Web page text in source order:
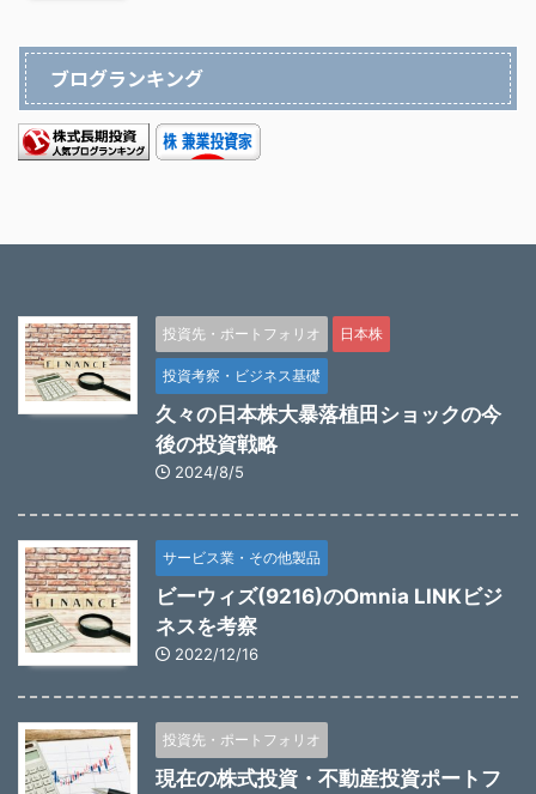
ブログランキング
投資先・ポートフォリオ 日本株
投資考察・ビジネス基礎
久々の日本株大暴落植田ショックの今
後の投資戦略
2024/8/5
サービス業・その他製品
ビーウィズ(9216)のOmnia LINKビジ
ネスを考察
2022/12/16
投資先・ポートフォリオ
現在の株式投資・不動産投資ポートフ